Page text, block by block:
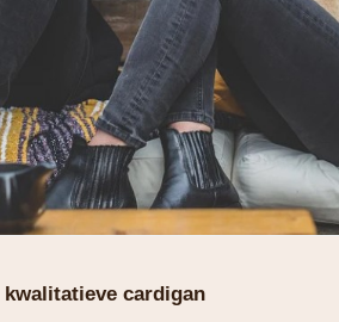
kwalitatieve cardigan